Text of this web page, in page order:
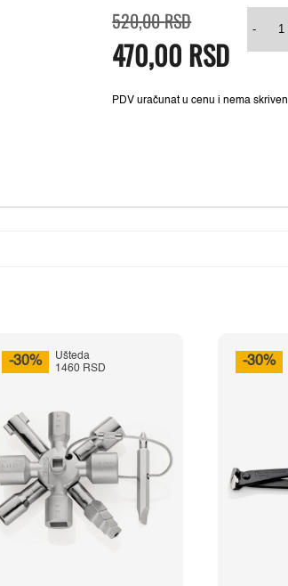
520,00RSDcena
je
bila:
520,00 RSD.
470,00 RSD
cena
je:
470,00 RSD.
PDV uračunat u cenu i nema
-
za
250
-30%
Ušteda
1460 RSD
-30%